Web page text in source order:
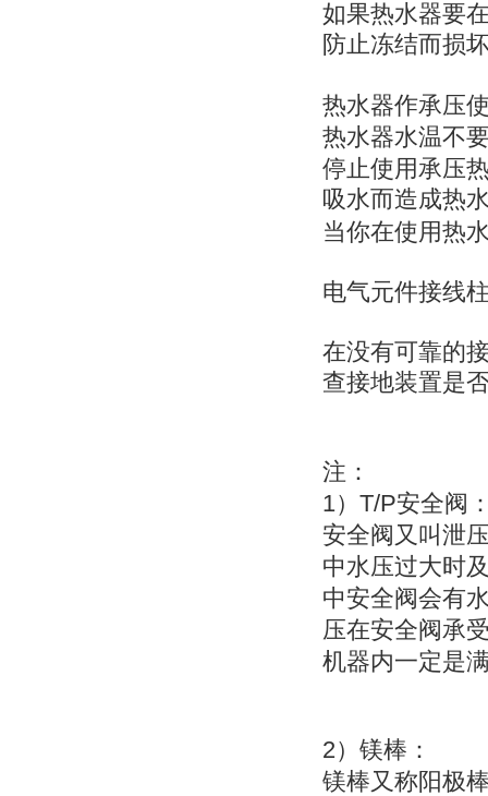
如果热水器要
防止冻结而损
热水器作承压
热水器水温不
停止使用承压
吸水而造成热
当你在使用热
电气元件接线
在没有可靠的
查接地装置是
注：
1） T/P安全阀
安全阀又叫 泄
中水压过大时
中安全阀会有
压在安全阀承
机器内一定是
2） 镁棒：
镁棒又称阳极